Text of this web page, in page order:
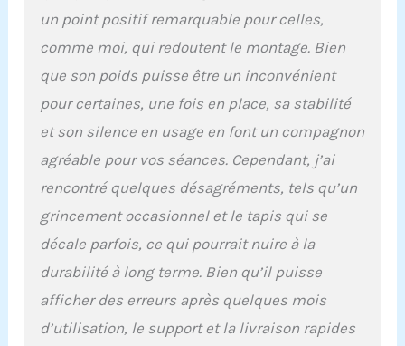
qui vous permet de régler
la vitesse de 1 à 12 km/h.
Et le bruit est inférieur à
60dB. Il offre également
12 programmes
prédéfinis et 3 modes au
vos objectifs
d'entraînement. Votre
est silencieux ne gênera
pas votre entourage.
et support d'appareil :】
En connectant le
votre appareil, ce tapis de
course performant avec
un point positif remarquable pour celles,
comme moi, qui redoutent le montage. Bien
que son poids puisse être un inconvénient
pour certaines, une fois en place, sa stabilité
et son silence en usage en font un compagnon
agréable pour vos séances. Cependant, j’ai
rencontré quelques désagréments, tels qu’un
grincement occasionnel et le tapis qui se
décale parfois, ce qui pourrait nuire à la
durabilité à long terme. Bien qu’il puisse
afficher des erreurs après quelques mois
d’utilisation, le support et la livraison rapides